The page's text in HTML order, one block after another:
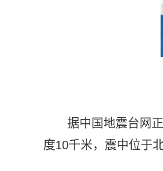
据中国地震台网
度10千米，震中位于